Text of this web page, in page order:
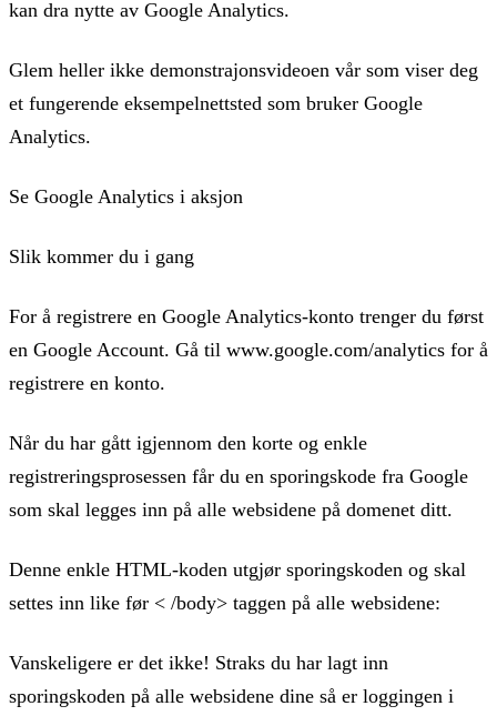
kan dra nytte av Google Analytics.
Glem heller ikke demonstrajonsvideoen vår som viser deg
et fungerende eksempelnettsted som bruker Google
Analytics.
Se Google Analytics i aksjon
Slik kommer du i gang
For å registrere en Google Analytics-konto trenger du først
en Google Account. Gå til www.google.com/analytics for å
registrere en konto.
Når du har gått igjennom den korte og enkle
registreringsprosessen får du en sporingskode fra Google
som skal legges inn på alle websidene på domenet ditt.
Denne enkle HTML-koden utgjør sporingskoden og skal
settes inn like før < /body> taggen på alle websidene:
Vanskeligere er det ikke! Straks du har lagt inn
sporingskoden på alle websidene dine så er loggingen i